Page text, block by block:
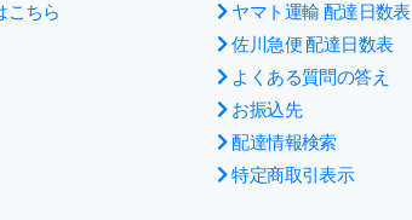
こちら
ヤマト運輸 配達日数表
佐川急便 配達日数表
よくある質問の答え
お振込先
配達情報検索
特定商取引表示